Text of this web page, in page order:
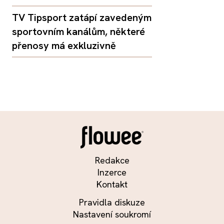
TV Tipsport zatápí zavedeným
sportovním kanálům, některé
přenosy má exkluzivně
Redakce
Inzerce
Kontakt
Pravidla diskuze
Nastavení soukromí